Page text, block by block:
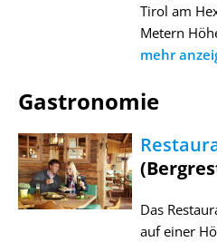
Tirol am
Metern
mehr
Gastronomie
Das
auf einer